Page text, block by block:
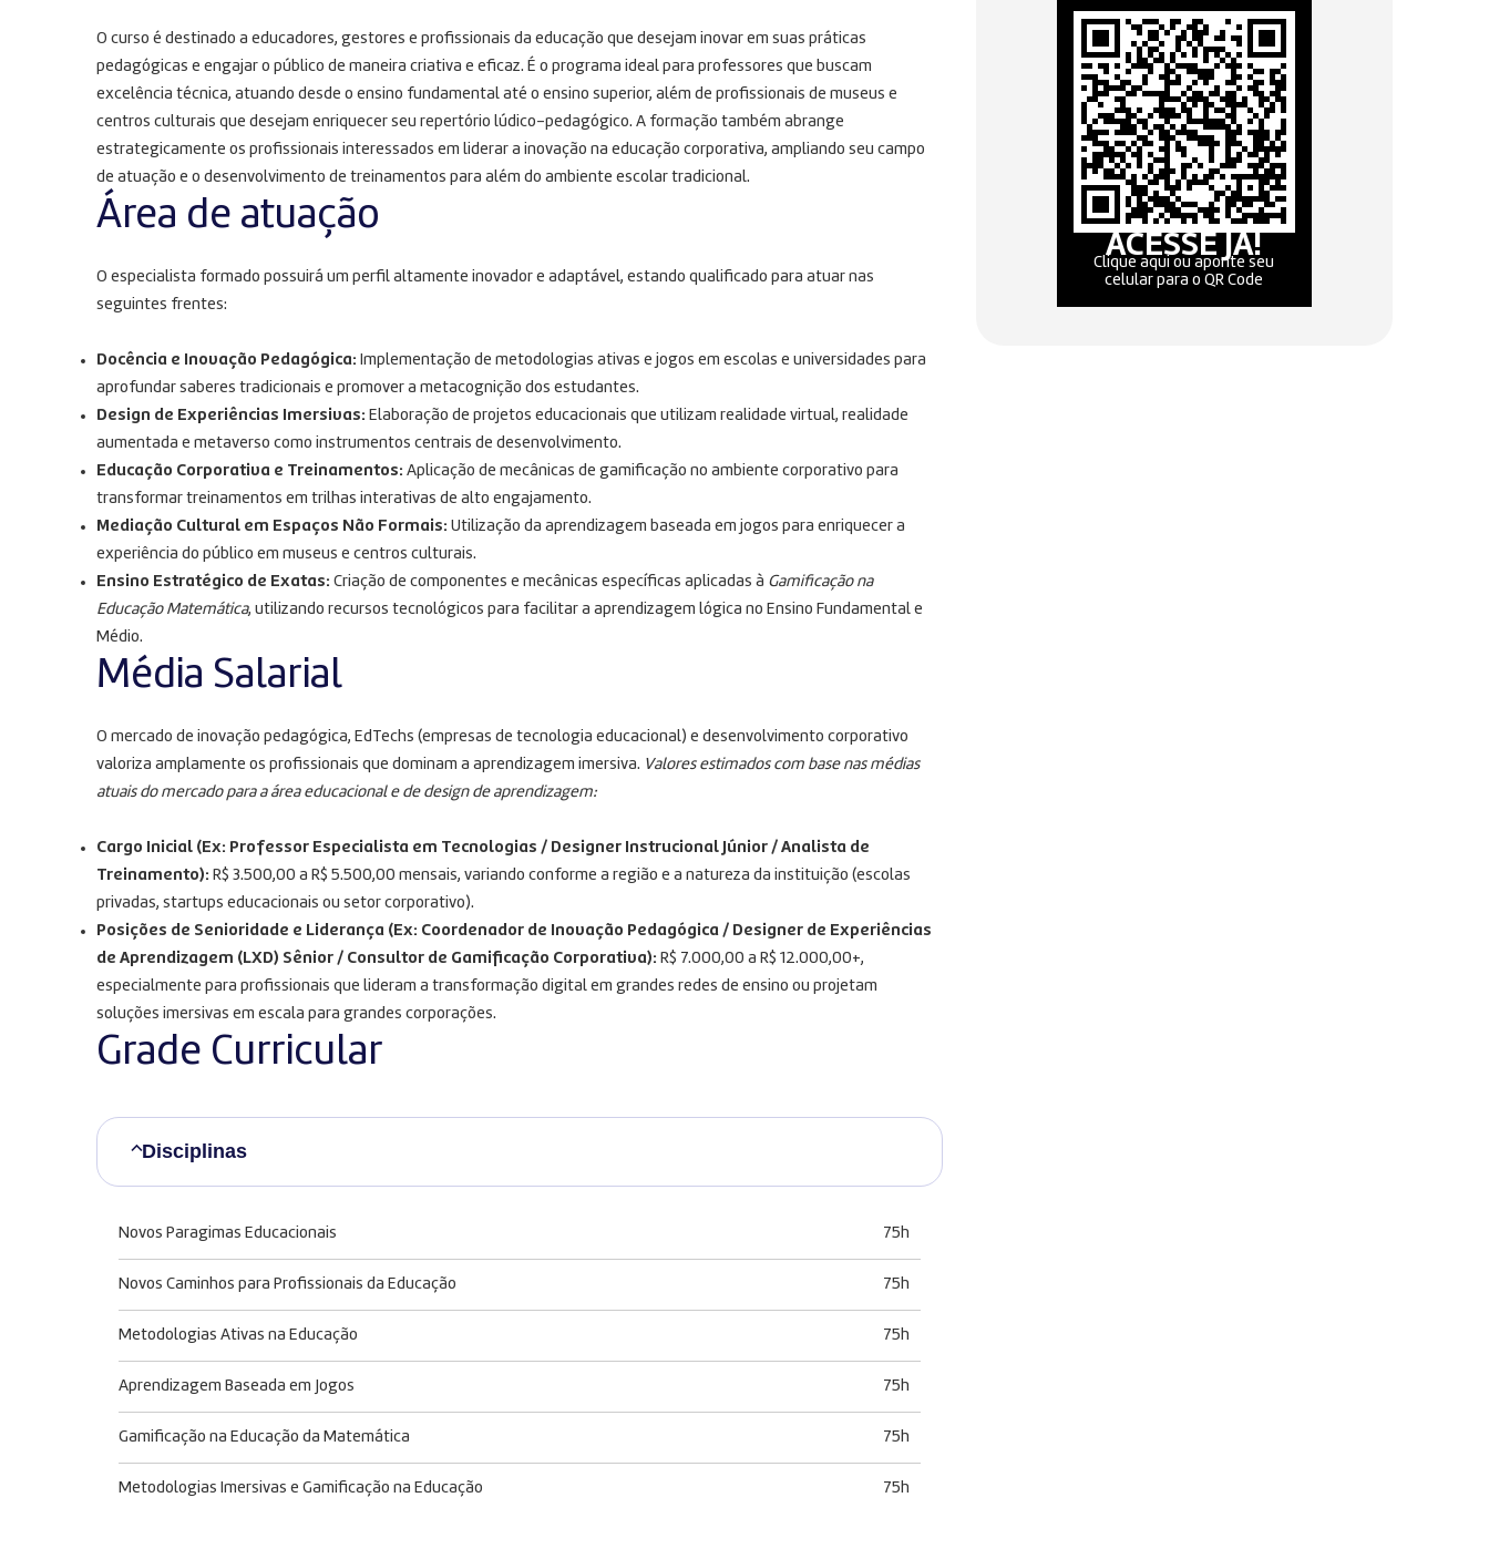
O curso é destinado a educadores, gestores e profissionais da educação que desejam inovar em suas práticas
pedagógicas e engajar o público de maneira criativa e eficaz. É o programa ideal para professores que buscam
excelência técnica, atuando desde o ensino fundamental até o ensino superior, além de profissionais de museus e
centros culturais que desejam enriquecer seu repertório lúdico-pedagógico. A formação também abrange
estrategicamente os profissionais interessados em liderar a inovação na educação corporativa, ampliando seu campo
de atuação e o desenvolvimento de treinamentos para além do ambiente escolar tradicional.
Área de atuação
O especialista formado possuirá um perfil altamente inovador e adaptável, estando qualificado para atuar nas
seguintes frentes:
Docência e Inovação Pedagógica: Implementação de metodologias ativas e jogos em escolas e universidades para
aprofundar saberes tradicionais e promover a metacognição dos estudantes.
Design de Experiências Imersivas: Elaboração de projetos educacionais que utilizam realidade virtual, realidade
aumentada e metaverso como instrumentos centrais de desenvolvimento.
Educação Corporativa e Treinamentos: Aplicação de mecânicas de gamificação no ambiente corporativo para
transformar treinamentos em trilhas interativas de alto engajamento.
Mediação Cultural em Espaços Não Formais: Utilização da aprendizagem baseada em jogos para enriquecer a
experiência do público em museus e centros culturais.
Ensino Estratégico de Exatas: Criação de componentes e mecânicas específicas aplicadas à Gamificação na
Educação Matemática, utilizando recursos tecnológicos para facilitar a aprendizagem lógica no Ensino Fundamental e
Médio.
Média Salarial
O mercado de inovação pedagógica, EdTechs (empresas de tecnologia educacional) e desenvolvimento corporativo
valoriza amplamente os profissionais que dominam a aprendizagem imersiva. Valores estimados com base nas médias
atuais do mercado para a área educacional e de design de aprendizagem:
Cargo Inicial (Ex: Professor Especialista em Tecnologias / Designer Instrucional Júnior / Analista de
Treinamento): R$ 3.500,00 a R$ 5.500,00 mensais, variando conforme a região e a natureza da instituição (escolas
privadas, startups educacionais ou setor corporativo).
Posições de Senioridade e Liderança (Ex: Coordenador de Inovação Pedagógica / Designer de Experiências
de Aprendizagem (LXD) Sênior / Consultor de Gamificação Corporativa): R$ 7.000,00 a R$ 12.000,00+,
especialmente para profissionais que lideram a transformação digital em grandes redes de ensino ou projetam
soluções imersivas em escala para grandes corporações.
Grade Curricular
Disciplinas
Novos Paragimas Educacionais 75h
Novos Caminhos para Profissionais da Educação 75h
Metodologias Ativas na Educação 75h
Aprendizagem Baseada em Jogos 75h
Gamificação na Educação da Matemática 75h
Metodologias Imersivas e Gamificação na Educação 75h
ACESSE JÁ!
Clique aqui ou aponte seu
celular para o QR Code